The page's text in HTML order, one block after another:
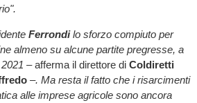
Ferrondilo sforzo compiuto per
almeno su alcune partite pregresse, a
–afferma il direttore di Coldiretti
–. Ma resta il fatto che i risarcimenti
alle imprese agricole sono ancora